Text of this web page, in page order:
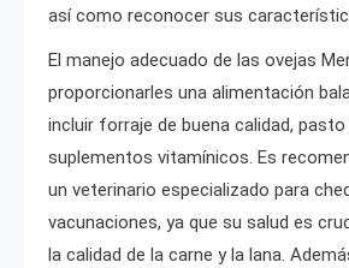
así como reconocer sus
El manejo adecuado de las ovejas
proporcionarles una alimentación
incluir forraje de buena calidad,
suplementos vitamínicos. Es
un veterinario especializado para
vacunaciones, ya que su salud es
la calidad de la carne y la lana.